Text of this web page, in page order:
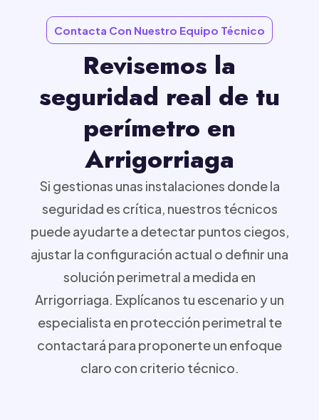
Contacta Con Nuestro Equipo Técnico
Revisemos la
seguridad real de tu
perímetro en
Arrigorriaga
Si gestionas unas instalaciones donde la
seguridad es crítica, nuestros técnicos
puede ayudarte a detectar puntos ciegos,
ajustar la configuración actual o definir una
solución perimetral a medida en
Arrigorriaga. Explícanos tu escenario y un
especialista en protección perimetral te
contactará para proponerte un enfoque
claro con criterio técnico.